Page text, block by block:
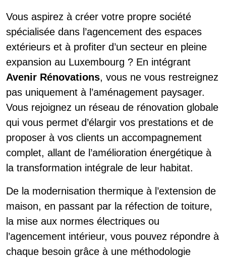
Vous aspirez à créer votre propre société
spécialisée dans l’agencement des espaces
extérieurs et à profiter d’un secteur en pleine
expansion au Luxembourg ? En intégrant
Avenir Rénovations, vous ne vous restreignez
pas uniquement à l’aménagement paysager.
Vous rejoignez un réseau de rénovation globale
qui vous permet d’élargir vos prestations et de
proposer à vos clients un accompagnement
complet, allant de l’amélioration énergétique à
la transformation intégrale de leur habitat.
De la modernisation thermique à l’extension de
maison, en passant par la réfection de toiture,
la mise aux normes électriques ou
l’agencement intérieur, vous pouvez répondre à
chaque besoin grâce à une méthodologie